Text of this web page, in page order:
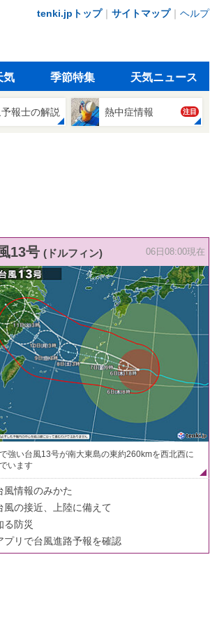
tenki.jpトップ｜ サイトマップ｜ ヘルプ
気 季節特集 天気ニュース
報士の解説 熱中症情報 注目
13号 (ドルフィン) 06日08:00現在
強い台風13号が南大東島の東約260kmを西北西に
います
風情報のみかた
風の接近、上陸に備えて
る防災
プリで台風進路予報を確認